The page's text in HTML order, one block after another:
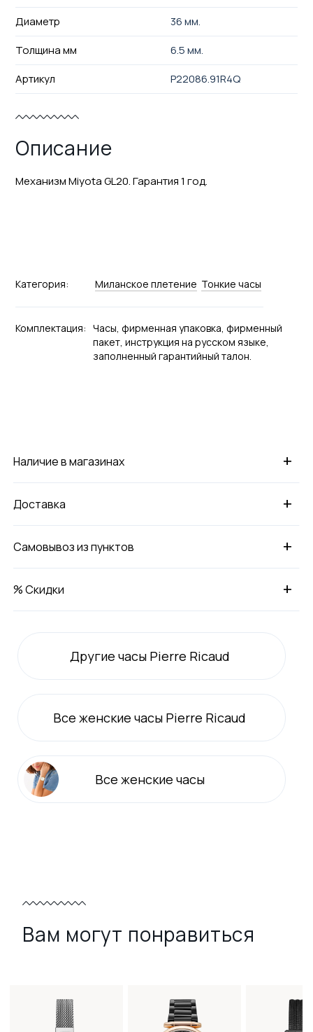
Диаметр
36 мм.
Толщина мм
6.5 мм.
Артикул
P22086.91R4Q
Описание
Механизм Miyota GL20. Гарантия 1 год.
Категория: Миланское плетение Тонкие часы
Комплектация: Часы, фирменная упаковка, фирменный
пакет, инструкция на русском языке,
заполненный гарантийный талон.
+
Наличие в магазинах
+
Доставка
+
Самовывоз из пунктов
+
% Скидки
Другие часы Pierre Ricaud
Всеженские часы Pierre Ricaud
Все женские часы
Вам могут понравиться